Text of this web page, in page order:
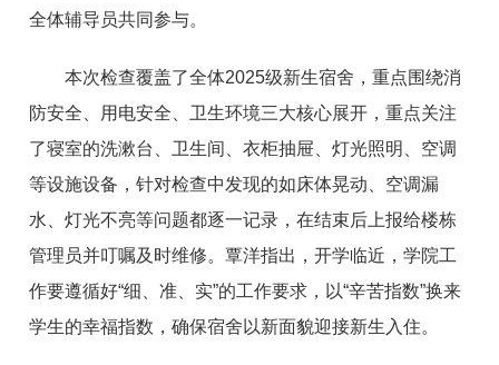
全体辅导员共同参与。
本次检查覆盖了全体2025级新生宿舍，重点围绕消
防安全、用电安全、卫生环境三大核心展开，重点关注
了寝室的洗漱台、卫生间、衣柜抽屉、灯光照明、空调
等设施设备，针对检查中发现的如床体晃动、空调漏
水、灯光不亮等问题都逐一记录，在结束后上报给楼栋
管理员并叮嘱及时维修。覃洋指出，开学临近，学院工
作要遵循好“细、准、实”的工作要求，以“辛苦指数”换来
学生的幸福指数，确保宿舍以新面貌迎接新生入住。